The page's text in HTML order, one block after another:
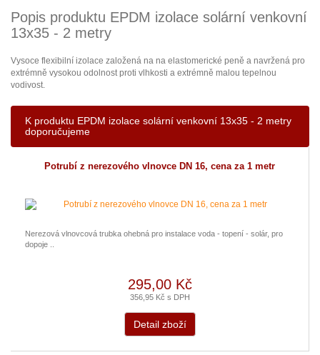
Popis produktu EPDM izolace solární venkovní
13x35 - 2 metry
Vysoce flexibilní izolace založená na na elastomerické peně a navržená pro
extrémně vysokou odolnost proti vlhkosti a extrémně malou tepelnou
vodivost.
K produktu EPDM izolace solární venkovní 13x35 - 2 metry
doporučujeme
Potrubí z nerezového vlnovce DN 16, cena za 1 metr
Nerezová vlnovcová trubka ohebná pro instalace voda - topení - solár, pro
dopoje ..
295,00 Kč
356,95 Kč s DPH
Detail zboží